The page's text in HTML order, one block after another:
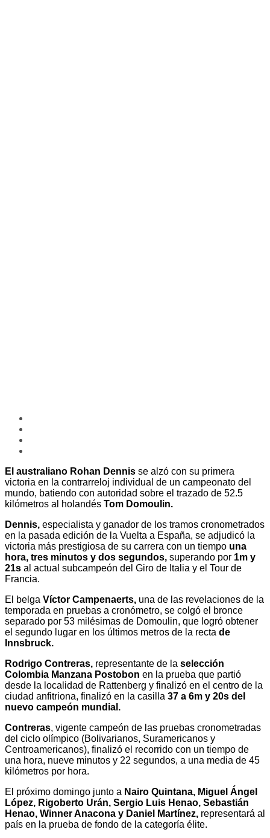
El australiano Rohan Dennis se alzó con su primera
victoria en la contrarreloj individual de un campeonato del
mundo, batiendo con autoridad sobre el trazado de 52.5
kilómetros al holandés Tom Domoulin.
Dennis, especialista y ganador de los tramos cronometrados
en la pasada edición de la Vuelta a España, se adjudicó la
victoria más prestigiosa de su carrera con un tiempo una
hora, tres minutos y dos segundos, superando por 1m y
21s al actual subcampeón del Giro de Italia y el Tour de
Francia.
El belga Víctor Campenaerts, una de las revelaciones de la
temporada en pruebas a cronómetro, se colgó el bronce
separado por 53 milésimas de Domoulin, que logró obtener
el segundo lugar en los últimos metros de la recta de
Innsbruck.
Rodrigo Contreras, representante de la selección
Colombia Manzana Postobon en la prueba que partió
desde la localidad de Rattenberg y finalizó en el centro de la
ciudad anfitriona, finalizó en la casilla 37 a 6m y 20s del
nuevo campeón mundial.
Contreras, vigente campeón de las pruebas cronometradas
del ciclo olímpico (Bolivarianos, Suramericanos y
Centroamericanos), finalizó el recorrido con un tiempo de
una hora, nueve minutos y 22 segundos, a una media de 45
kilómetros por hora.
El próximo domingo junto a Nairo Quintana, Miguel Ángel
López, Rigoberto Urán, Sergio Luis Henao, Sebastián
Henao, Winner Anacona y Daniel Martínez, representará al
país en la prueba de fondo de la categoría élite.